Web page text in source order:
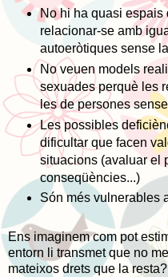
No hi ha quasi espais
relacionar-se amb
autoeròtiques sense
No veuen models
sexuades perquè les
les de persones
Les possibles
dificultar que facen
situacions (avaluar el
conseqüències...)
Són més vulnerables
Ens imaginem com pot
entorn li transmet que no
mateixos drets que la resta?